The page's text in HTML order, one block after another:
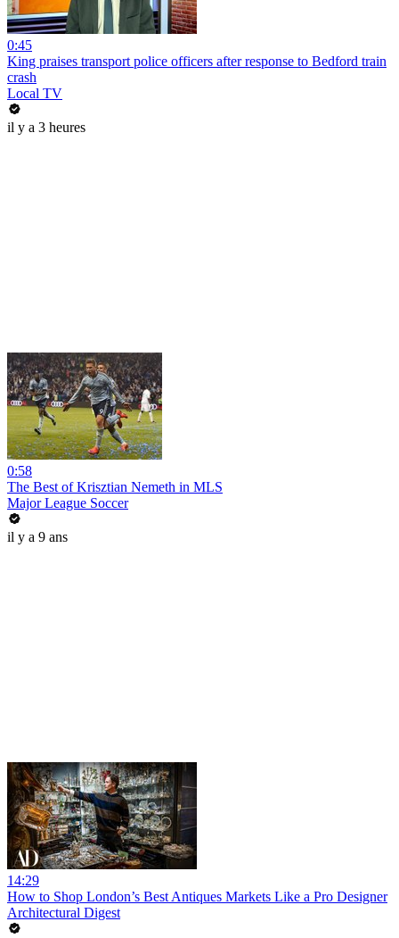
0:45
King praises transport police officers after response to Bedford train
crash
Local TV
il y a 3 heures
0:58
The Best of Krisztian Nemeth in MLS
Major League Soccer
il y a 9 ans
14:29
How to Shop London’s Best Antiques Markets Like a Pro Designer
Architectural Digest